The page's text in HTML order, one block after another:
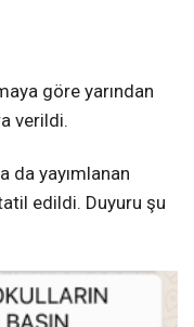
göre yarından
verildi.
da yayımlanan
edildi. Duyuru şu